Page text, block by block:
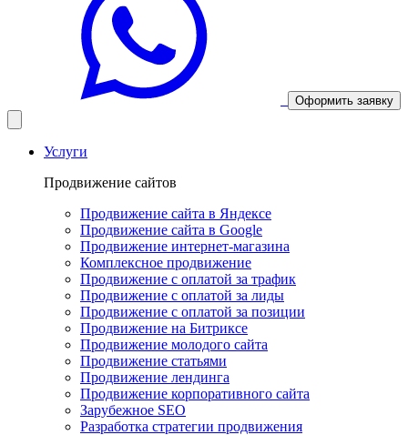
Оформить заявку
Услуги
Продвижение сайтов
Продвижение сайта в Яндексе
Продвижение сайта в Google
Продвижение интернет-магазина
Комплексное продвижение
Продвижение с оплатой за трафик
Продвижение с оплатой за лиды
Продвижение с оплатой за позиции
Продвижение на Битриксе
Продвижение молодого сайта
Продвижение статьями
Продвижение лендинга
Продвижение корпоративного сайта
Зарубежное SEO
Разработка стратегии продвижения